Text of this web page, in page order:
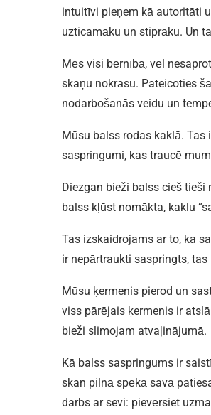
intuitīvi pieņem kā autoritāti
uzticamāku un stiprāku. Un
Mēs visi bērnībā, vēl
skaņu nokrāsu. Pateicoties
nodarbošanās veidu un
Mūsu balss rodas kaklā.
saspringumi, kas traucē
Diezgan bieži balss cieš
balss kļūst nomākta, kaklu
Tas izskaidrojams ar to, ka
ir nepārtraukti saspringts,
Mūsu ķermenis pierod un
viss pārējais ķermenis ir
bieži slimojam atvaļinājumā.
Kā balss saspringums ir
skan pilnā spēkā savā
darbs ar sevi: pievērsiet